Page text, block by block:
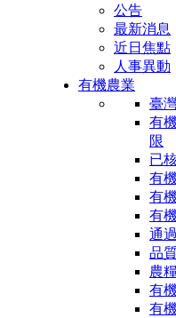
公告
最新消息
近日焦點
人事異動
有機農業
臺
有
限
已
有
有
有
通
品
農
有
有